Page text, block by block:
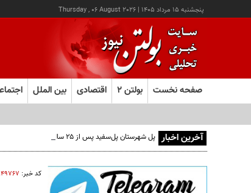
پنجشنبه ۱۵ مرداد ۱۴۰۵ |
Thursday , 06 August 2026
صفحه نخست بولتن ۲ اقتصادی بین الملل
آخرین اخبار پل شهرستان پل‌سفید پس از ۲۵ سال به مرحله بهره‌برداری رسید
کد خبر: